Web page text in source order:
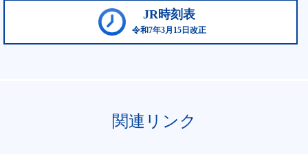
JR時刻表
令和7年3月15日改正
関連リンク